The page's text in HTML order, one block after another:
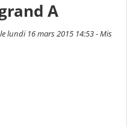
A
lundi 16 mars 2015 14:53 - Mis